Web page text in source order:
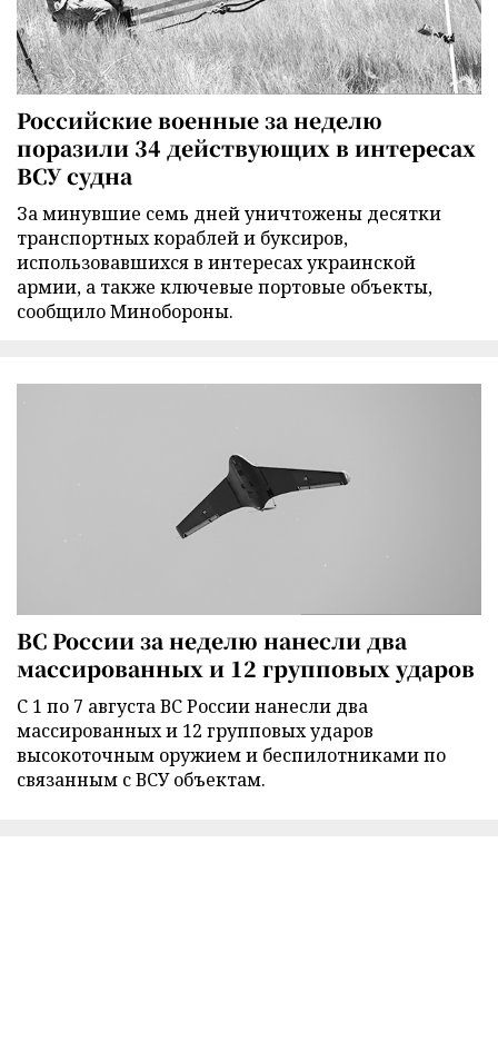
Российские военные за неделю
поразили 34 действующих в интересах
ВСУ судна
За минувшие семь дней уничтожены десятки
транспортных кораблей и буксиров,
использовавшихся в интересах украинской
армии, а также ключевые портовые объекты,
сообщило Минобороны.
ВС России за неделю нанесли два
массированных и 12 групповых ударов
С 1 по 7 августа ВС России нанесли два
массированных и 12 групповых ударов
высокоточным оружием и беспилотниками по
связанным с ВСУ объектам.